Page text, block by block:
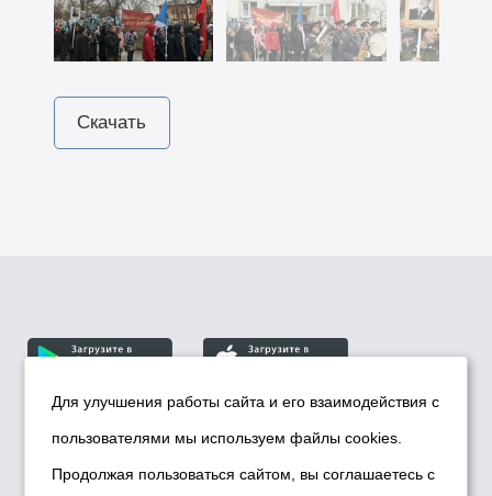
Скачать
© Департамент информационной политики мэрии
города Новосибирска, 2026
Для улучшения работы сайта и его взаимодействия с
пользователями мы используем файлы cookies.
Продолжая пользоваться сайтом, вы соглашаетесь с